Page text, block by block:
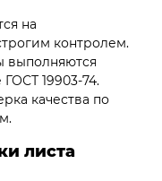
на
контролем.
выполняются
ГОСТ 19903-74.
качества по
листа